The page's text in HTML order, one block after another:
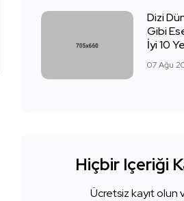
Dizi
Gibi
İyi 10
07 Ağu
Hiçbir Içeriği
Ücretsiz kayıt olun